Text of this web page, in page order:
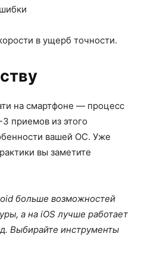
в ущерб точности.
на смартфоне — процесс
приемов из этого
вашей ОС. Уже
вы заметите
больше возможностей
а на iOS лучше работает
Выбирайте инструменты